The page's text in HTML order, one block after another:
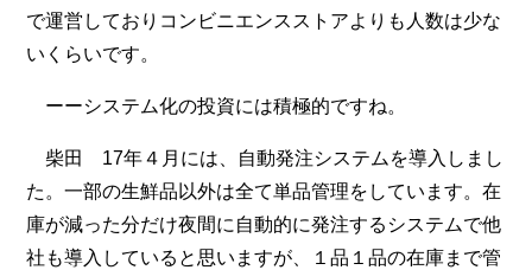
で運営しておりコンビニエンスストアよりも人数は少な
いくらいです。
ーーシステム化の投資には積極的ですね。
柴田 17年４月には、自動発注システムを導入しまし
た。一部の生鮮品以外は全て単品管理をしています。在
庫が減った分だけ夜間に自動的に発注するシステムで他
社も導入していると思いますが、１品１品の在庫まで管